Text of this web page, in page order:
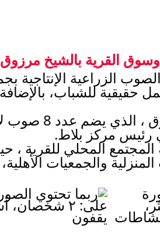
القرية بالشيخ مرزوق
رئيس مركز بلاط.